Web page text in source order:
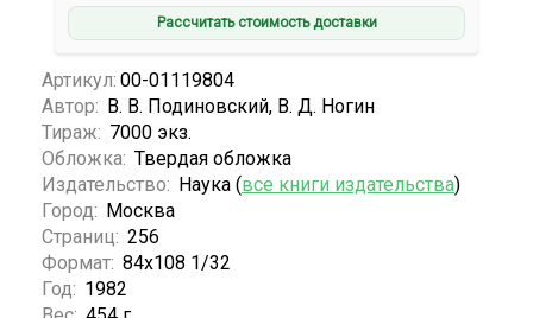
Рассчитать стоимость доставки
Артикул: 00-01119804
Автор: В. В. Подиновский, В. Д. Ногин
Тираж: 7000 экз.
Обложка: Твердая обложка
Издательство: Наука (все книги издательства)
Город: Москва
Страниц: 256
Формат: 84х108 1/32
Год: 1982